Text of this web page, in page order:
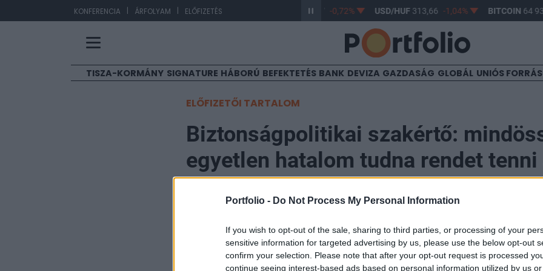
Portfolio - Do Not Process My Personal Information
If you wish to opt-out of the sale, sharing to third parties, or processing of your
sensitive information for targeted advertising by us, please use the below opt-out
confirm your selection. Please note that after your opt-out request is processed
continue seeing interest-based ads based on personal information utilized by us
KONFERENCIA | ÁRFOLYAM | ELŐFIZETÉS 362,77 -0,72% USD/HUF 313,66 -1,04% BITCOIN64
TISZA-KORMÁNY SIGNATURE HÁBORÚ BEFEKTETÉS BANK DEVIZA GAZDASÁG GLOBÁL UNIÓS
ELŐFIZETŐI TARTALOM
Biztonságpolitikai szakértő:
egyetlen hatalom tudna rendet tenni
Izrael-Irán háborúban
2025. június 19. 20:52
Izrael régóta tervezett támadása Irán atomlétesítményei ellen a